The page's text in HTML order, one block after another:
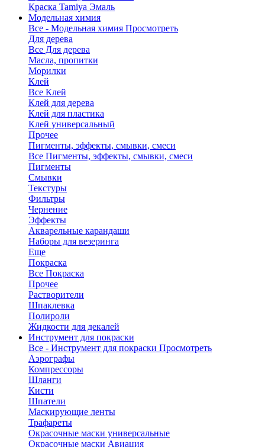
Краска Tamiya Эмаль
Модельная химия
Все - Модельная химия Просмотреть
Для дерева
Все Для дерева
Масла, пропитки
Морилки
Клей
Все Клей
Клей для дерева
Клей для пластика
Клей универсальный
Прочее
Пигменты, эффекты, смывки, смеси
Все Пигменты, эффекты, смывки, смеси
Пигменты
Смывки
Текстуры
Фильтры
Чернение
Эффекты
Акварельные карандаши
Наборы для везеринга
Еще
Покраска
Все Покраска
Прочее
Растворители
Шпаклевка
Полироли
Жидкости для декалей
Инструмент для покраски
Все - Инструмент для покраски Просмотреть
Аэрографы
Компрессоры
Шланги
Кисти
Шпатели
Маскирующие ленты
Трафареты
Окрасочные маски универсальные
Окрасочные маски Авиация